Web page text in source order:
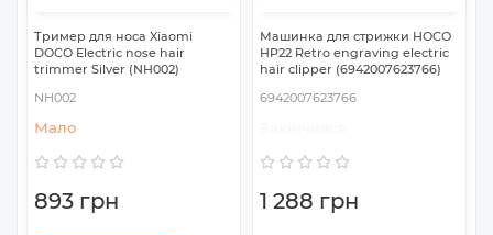
Тример для носа Xiaomi
DOCO Electric nose hair
trimmer Silver (NH002)
NH002
Мало
893 грн
Машинка для стрижки HOCO
HP22 Retro engraving electric
hair clipper (6942007623766)
6942007623766
1 288 грн